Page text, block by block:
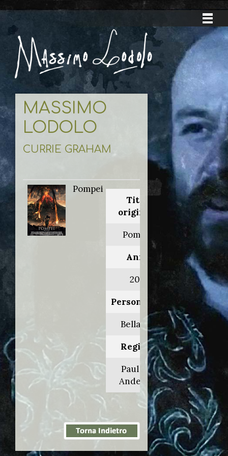
MASSIMO
LODOLO
CURRIE GRAHAM
Pompei
Titolo
originale:
Pompeii
Anno:
2014
Personaggio:
Bellatore
Regia di:
Paul W.S.
Anderson